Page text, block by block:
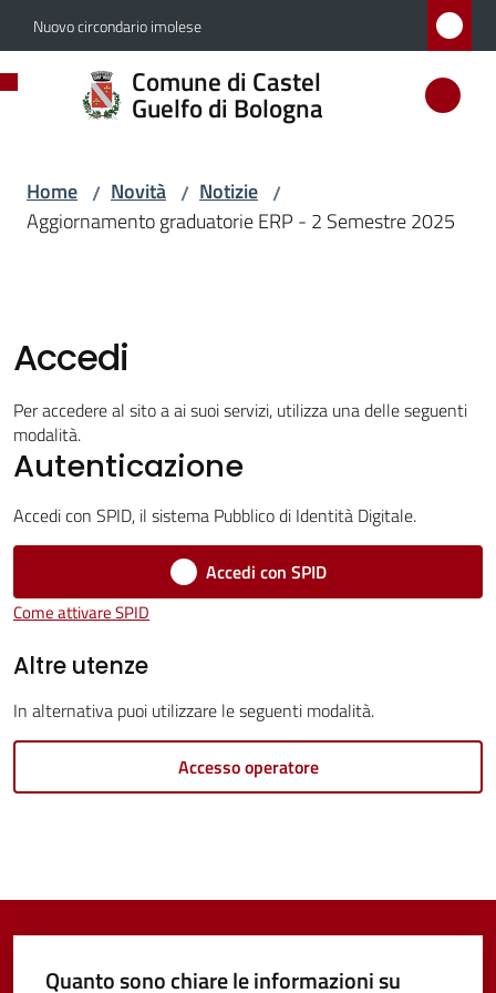
Vai al contenuto
Vai alla navigazione
Vai al footer
Nuovo circondario imolese
Comune di Castel
Guelfo di Bologna
Comune
di
di
Bologna
Amministrazione
Novità
Menu selezionato
Castel
Guelfo
online
Home / Novità / Notizie /
Aggiornamento graduatorie ERP - 2 Semestre 2025
Accedi
Per accedere al sito a ai suoi servizi, utilizza una delle seguenti
modalità.
Autenticazione
Accedi con SPID, il sistema Pubblico di Identità Digitale.
Accedi con SPID
Come attivare SPID
Altre utenze
In alternativa puoi utilizzare le seguenti modalità.
Accesso operatore
Quanto sono chiare le informazioni su